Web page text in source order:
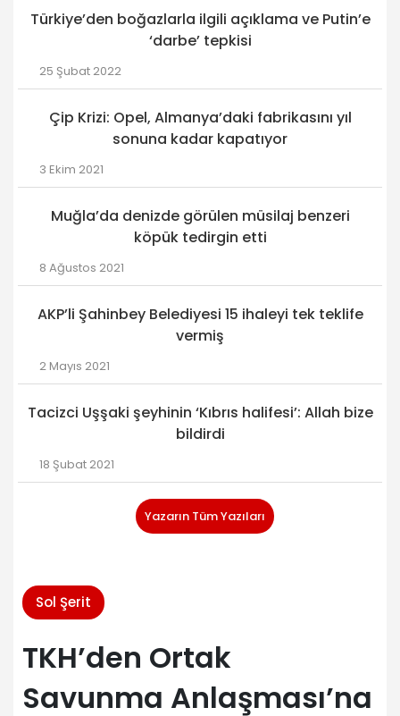
Türkiye’den boğazlarla ilgili açıklama ve Putin’e
‘darbe’ tepkisi
25 Şubat 2022
Çip Krizi: Opel, Almanya’daki fabrikasını yıl
sonuna kadar kapatıyor
3 Ekim 2021
Muğla’da denizde görülen müsilaj benzeri
köpük tedirgin etti
8 Ağustos 2021
AKP’li Şahinbey Belediyesi 15 ihaleyi tek teklife
vermiş
2 Mayıs 2021
Tacizci Uşşaki şeyhinin ‘Kıbrıs halifesi’: Allah bize
bildirdi
18 Şubat 2021
Yazarın Tüm Yazıları
Sol Şerit
TKH’den Ortak
Savunma Anlaşması’na